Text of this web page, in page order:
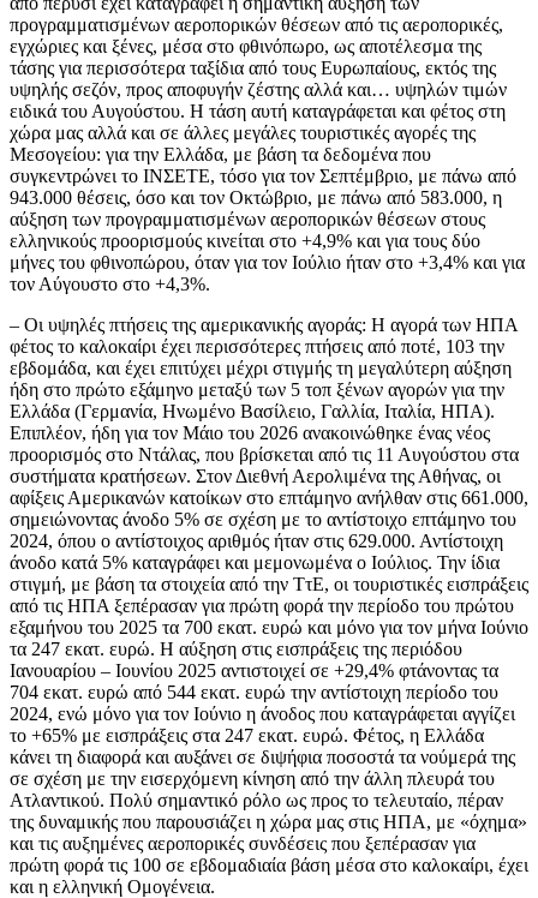
προγραμματισμένων αεροπορικών θέσεων από τις αεροπορικές,
εγχώριες και ξένες, μέσα στο φθινόπωρο, ως αποτέλεσμα της
τάσης για περισσότερα ταξίδια από τους Ευρωπαίους, εκτός της
υψηλής σεζόν, προς αποφυγήν ζέστης αλλά και… υψηλών τιμών
ειδικά του Αυγούστου. Η τάση αυτή καταγράφεται και φέτος στη
χώρα μας αλλά και σε άλλες μεγάλες τουριστικές αγορές της
Μεσογείου: για την Ελλάδα, με βάση τα δεδομένα που
συγκεντρώνει το ΙΝΣΕΤΕ, τόσο για τον Σεπτέμβριο, με πάνω από
943.000 θέσεις, όσο και τον Οκτώβριο, με πάνω από 583.000, η
αύξηση των προγραμματισμένων αεροπορικών θέσεων στους
ελληνικούς προορισμούς κινείται στο +4,9% και για τους δύο
μήνες του φθινοπώρου, όταν για τον Ιούλιο ήταν στο +3,4% και για
τον Αύγουστο στο +4,3%.
– Οι υψηλές πτήσεις της αμερικανικής αγοράς: Η αγορά των ΗΠΑ
φέτος το καλοκαίρι έχει περισσότερες πτήσεις από ποτέ, 103 την
εβδομάδα, και έχει επιτύχει μέχρι στιγμής τη μεγαλύτερη αύξηση
ήδη στο πρώτο εξάμηνο μεταξύ των 5 τοπ ξένων αγορών για την
Ελλάδα (Γερμανία, Ηνωμένο Βασίλειο, Γαλλία, Ιταλία, ΗΠΑ).
Επιπλέον, ήδη για τον Μάιο του 2026 ανακοινώθηκε ένας νέος
προορισμός στο Ντάλας, που βρίσκεται από τις 11 Αυγούστου στα
συστήματα κρατήσεων. Στον Διεθνή Αερολιμένα της Αθήνας, οι
αφίξεις Αμερικανών κατοίκων στο επτάμηνο ανήλθαν στις 661.000,
σημειώνοντας άνοδο 5% σε σχέση με το αντίστοιχο επτάμηνο του
2024, όπου ο αντίστοιχος αριθμός ήταν στις 629.000. Αντίστοιχη
άνοδο κατά 5% καταγράφει και μεμονωμένα ο Ιούλιος. Την ίδια
στιγμή, με βάση τα στοιχεία από την ΤτΕ, οι τουριστικές εισπράξεις
από τις ΗΠΑ ξεπέρασαν για πρώτη φορά την περίοδο του πρώτου
εξαμήνου του 2025 τα 700 εκατ. ευρώ και μόνο για τον μήνα Ιούνιο
τα 247 εκατ. ευρώ. Η αύξηση στις εισπράξεις της περιόδου
Ιανουαρίου – Ιουνίου 2025 αντιστοιχεί σε +29,4% φτάνοντας τα
704 εκατ. ευρώ από 544 εκατ. ευρώ την αντίστοιχη περίοδο του
2024, ενώ μόνο για τον Ιούνιο η άνοδος που καταγράφεται αγγίζει
το +65% με εισπράξεις στα 247 εκατ. ευρώ. Φέτος, η Ελλάδα
κάνει τη διαφορά και αυξάνει σε διψήφια ποσοστά τα νούμερά της
σε σχέση με την εισερχόμενη κίνηση από την άλλη πλευρά του
Ατλαντικού. Πολύ σημαντικό ρόλο ως προς το τελευταίο, πέραν
της δυναμικής που παρουσιάζει η χώρα μας στις ΗΠΑ, με «όχημα»
και τις αυξημένες αεροπορικές συνδέσεις που ξεπέρασαν για
πρώτη φορά τις 100 σε εβδομαδιαία βάση μέσα στο καλοκαίρι, έχει
και η ελληνική Ομογένεια.